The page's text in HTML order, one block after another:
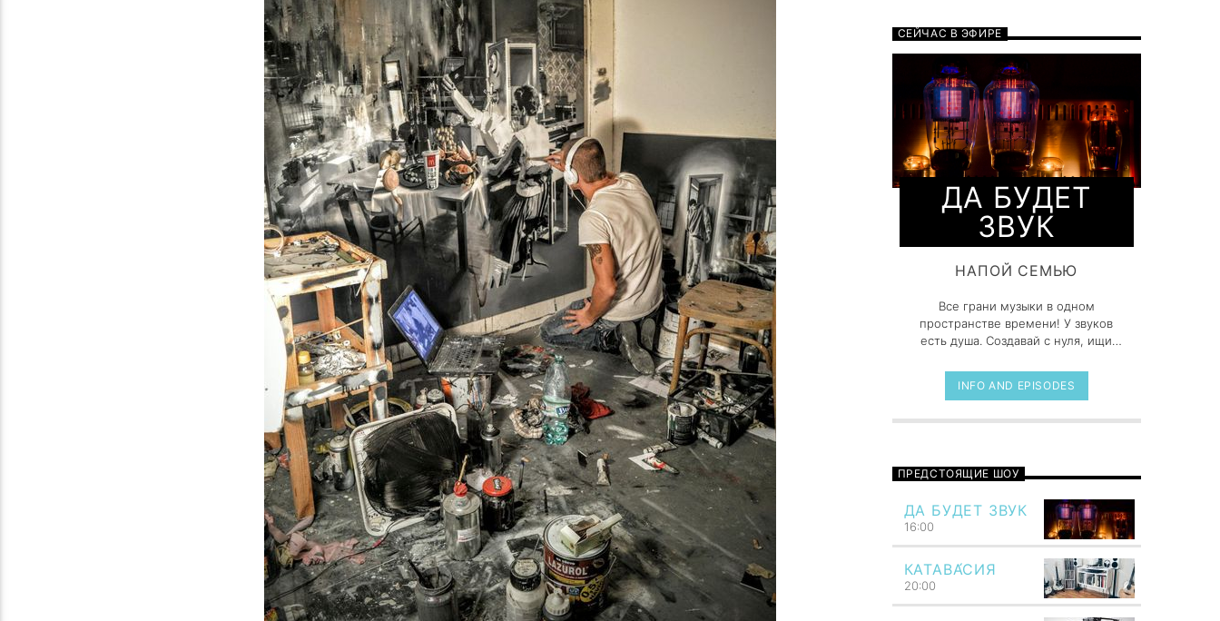
СЕЙЧАС В ЭФИРЕ
ДА БУДЕТ
ЗВУК
НАПОЙ СЕМЬЮ
Все грани музыки в одном
пространстве времени! У звуков
есть душа. Создавай с нуля, ищи
послушай, чем дышит реальный
мир.
INFO AND EPISODES
ПРЕДСТОЯЩИЕ ШОУ
ДА БУДЕТ ЗВУК
16:00
КАТАВА́СИЯ
20:00